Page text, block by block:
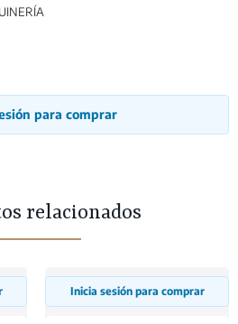
para comprar
relacionados
Inicia sesión para comprar